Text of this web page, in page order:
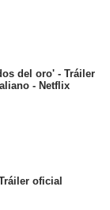
del oro' - Tráiler
- Netflix
oficial